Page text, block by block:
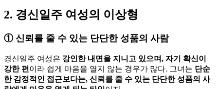
2. 경신일주 여성의 이상형
①신뢰를 줄 수 있는 단단한 성품의 사람
경신일주 여성은 강인한 내면을 지니고 있으며, 자기 확신이
강한 편 이라 쉽게 마음을 열지 않는 경우가 많다. 그녀는 단순
한 감정적인 접근보다는, 신뢰를 줄 수 있는 단단한 성품의 사